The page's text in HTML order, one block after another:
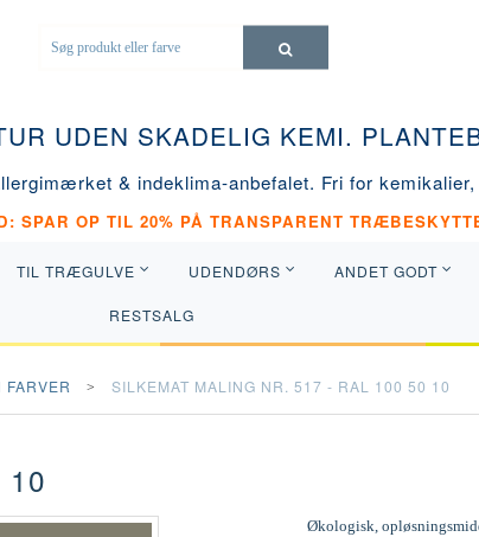
UDEN SKADELIG KEMI.
& indeklima-anbefalet. Fri for
SPAR OP TIL 20% PÅ TRANSPARENT
TIL TRÆGULVE UDENDØRS ANDET GODT
RESTSALG
FARVER SILKEMAT MALING NR. 517 - RAL 100 50 10
10
Økologisk,